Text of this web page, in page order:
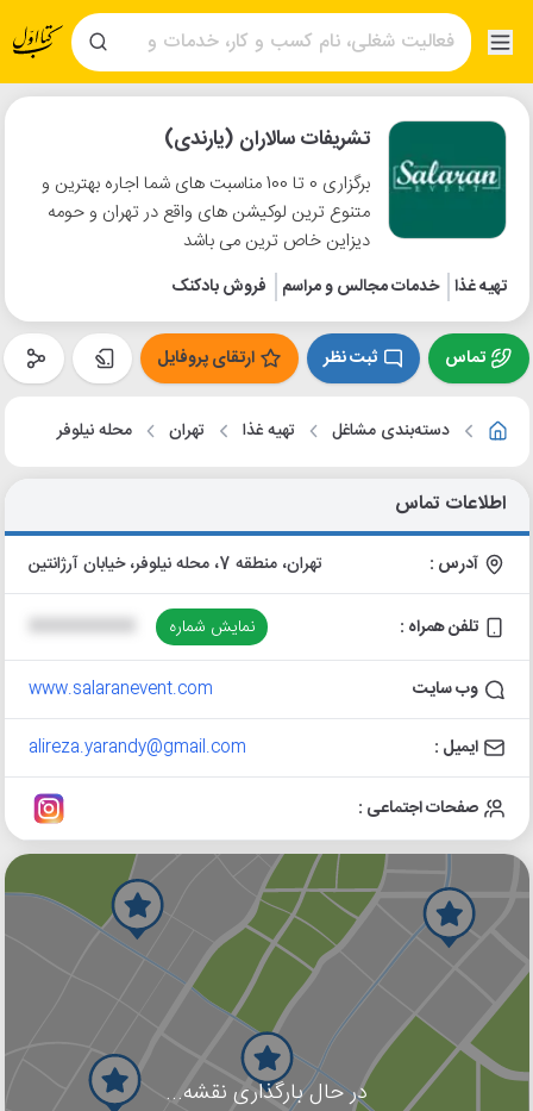
تشریفات سالاران (یارندی)
برگزاری 0 تا 100 مناسبت های شما اجاره بهترین و
متنوع ترین لوکیشن های واقع در تهران و حومه
دیزاین خاص ترین می باشد
تهیه غذا خدمات مجالس و مراسم فروش بادکنک
تماس ثبت نظر ارتقای پروفایل
دسته‌بندی مشاغل تهیه غذا تهران محله نیلوفر
اطلاعات تماس
آدرس : تهران، منطقه 7، محله نیلوفر، خیابان آرژانتین
تلفن همراه : نمایش شماره
وب سایت www.salaranevent.com
ایمیل : alireza.yarandy@gmail.com
صفحات اجتماعی :
در حال بارگذاری نقشه...